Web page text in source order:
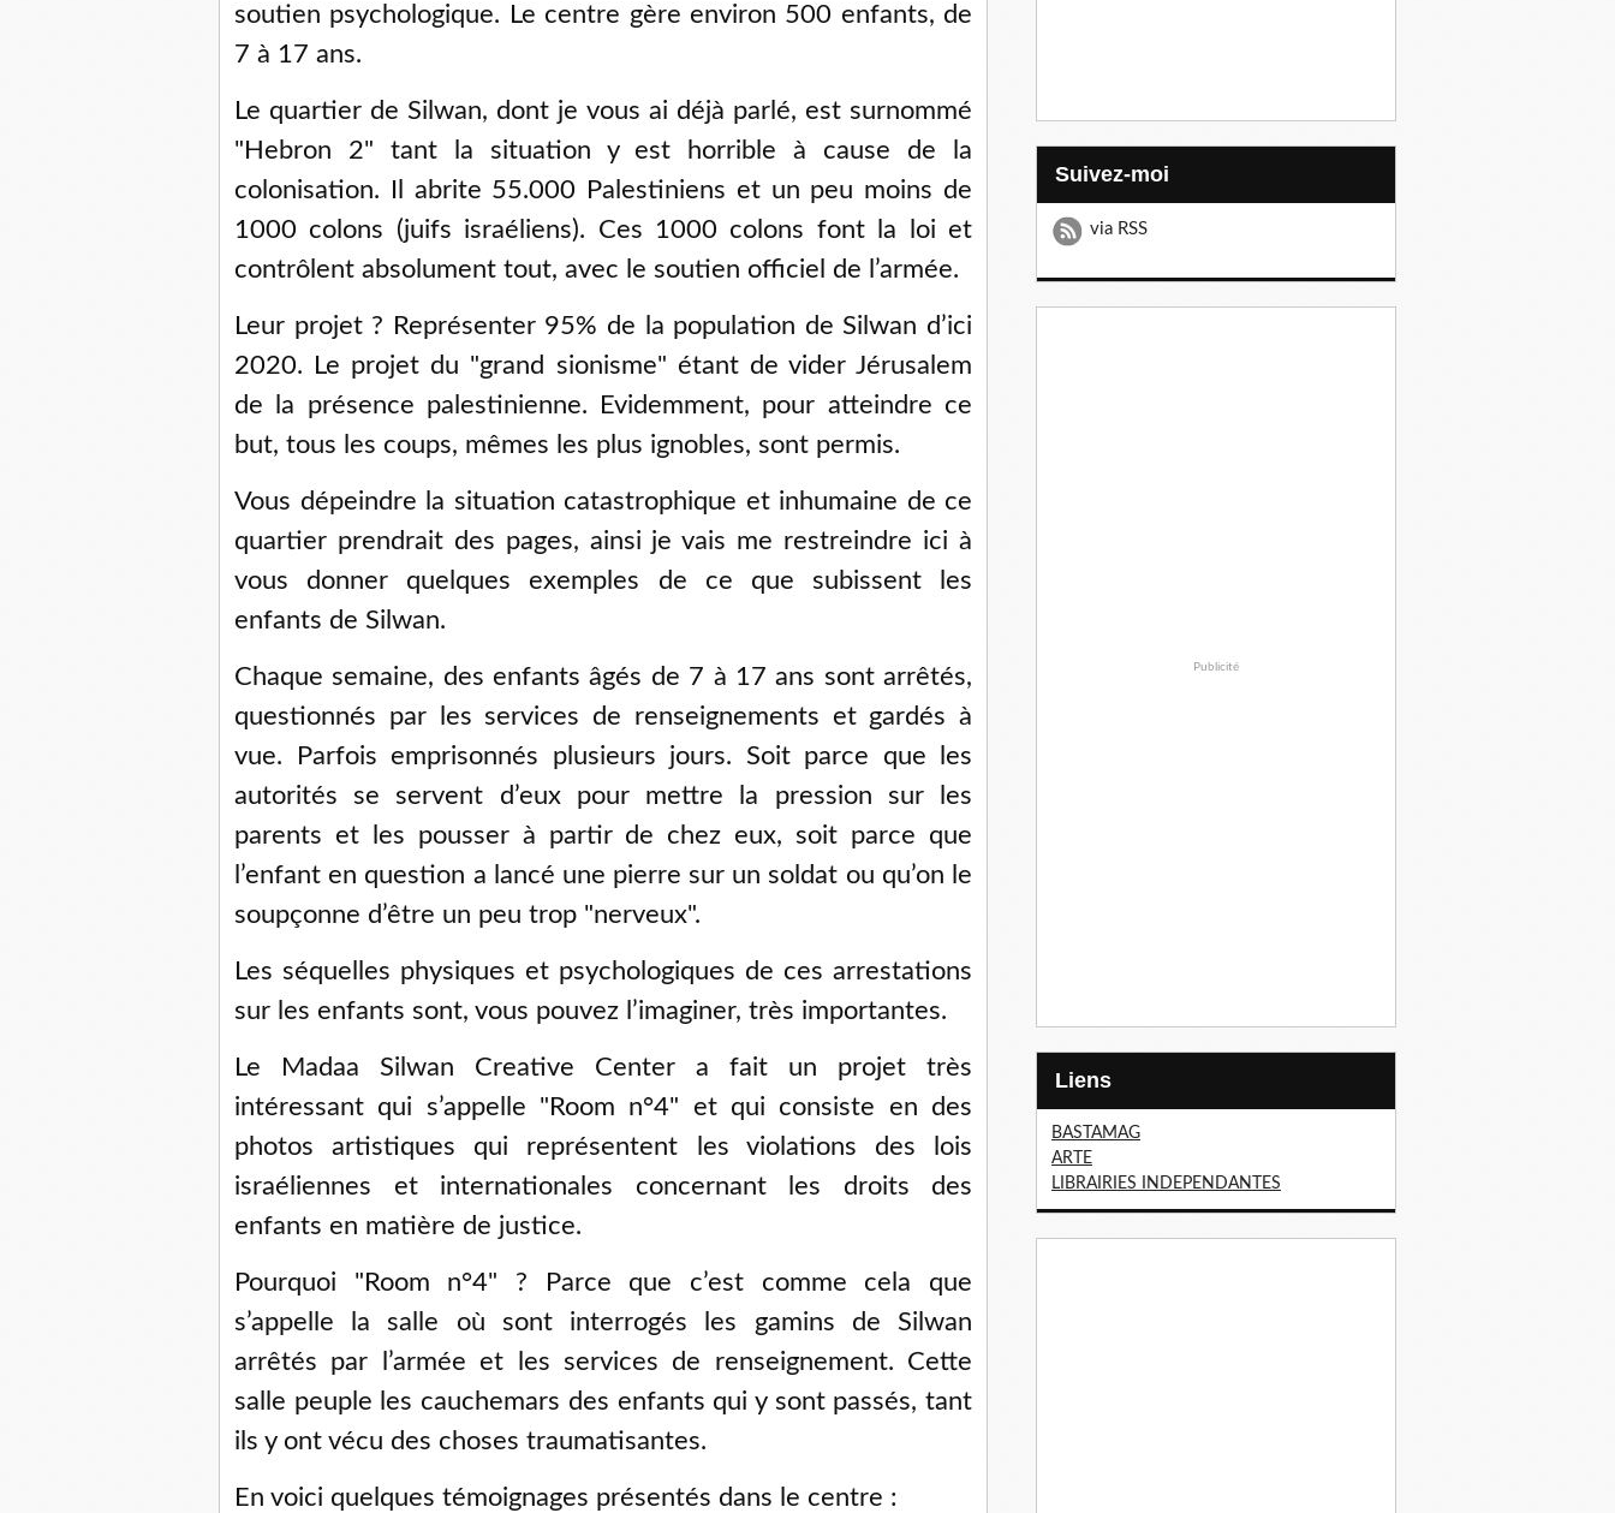
soutien psychologique. Le centre gère environ 500 enfants, de
7 à 17 ans.
Le quartier de Silwan, dont je vous ai déjà parlé, est surnommé
"Hebron 2" tant la situation y est horrible à cause de la
colonisation. Il abrite 55.000 Palestiniens et un peu moins de
1000 colons (juifs israéliens). Ces 1000 colons font la loi et
contrôlent absolument tout, avec le soutien officiel de l’armée.
Leur projet ? Représenter 95% de la population de Silwan d’ici
2020. Le projet du "grand sionisme" étant de vider Jérusalem
de la présence palestinienne. Evidemment, pour atteindre ce
but, tous les coups, mêmes les plus ignobles, sont permis.
Vous dépeindre la situation catastrophique et inhumaine de ce
quartier prendrait des pages, ainsi je vais me restreindre ici à
vous donner quelques exemples de ce que subissent les
enfants de Silwan.
Chaque semaine, des enfants âgés de 7 à 17 ans sont arrêtés,
questionnés par les services de renseignements et gardés à
vue. Parfois emprisonnés plusieurs jours. Soit parce que les
autorités se servent d’eux pour mettre la pression sur les
parents et les pousser à partir de chez eux, soit parce que
l’enfant en question a lancé une pierre sur un soldat ou qu’on le
soupçonne d’être un peu trop "nerveux".
Les séquelles physiques et psychologiques de ces arrestations
sur les enfants sont, vous pouvez l’imaginer, très importantes.
Le Madaa Silwan Creative Center a fait un projet très
intéressant qui s’appelle "Room n°4" et qui consiste en des
photos artistiques qui représentent les violations des lois
israéliennes et internationales concernant les droits des
enfants en matière de justice.
Pourquoi "Room n°4" ? Parce que c’est comme cela que
s’appelle la salle où sont interrogés les gamins de Silwan
arrêtés par l’armée et les services de renseignement. Cette
salle peuple les cauchemars des enfants qui y sont passés, tant
ils y ont vécu des choses traumatisantes.
En voici quelques témoignages présentés dans le centre :
Suivez-moi
via RSS
Publicité
Liens
BASTAMAG
ARTE
LIBRAIRIES INDEPENDANTES